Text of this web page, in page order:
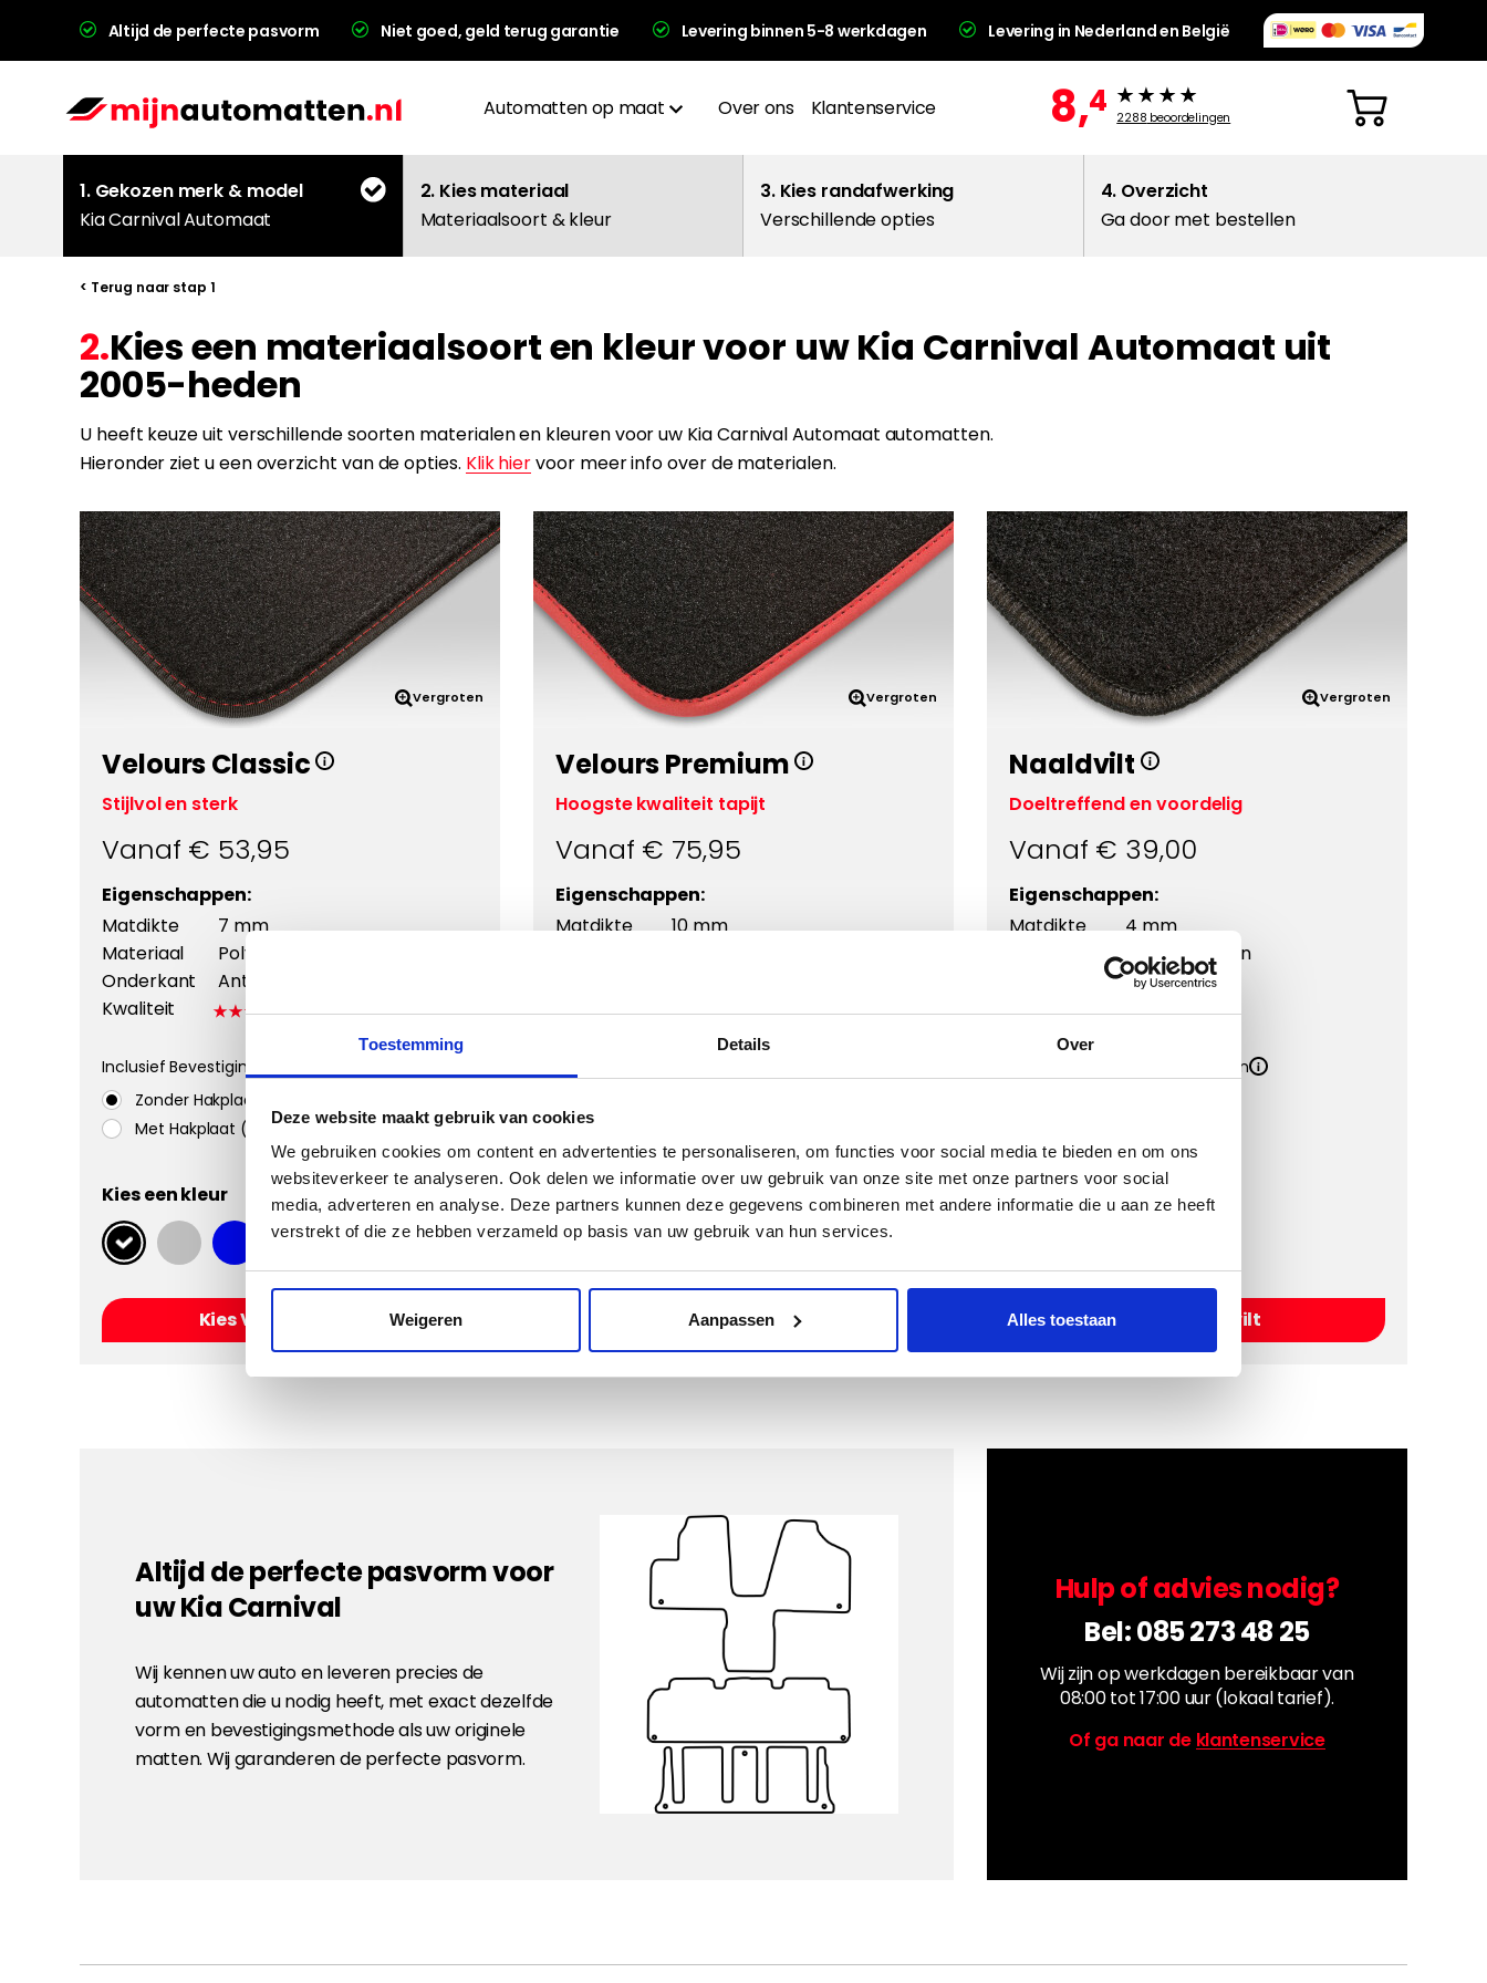
Toestemming Details Over
Deze website maakt gebruik van cookies
We gebruiken cookies om content en advertenties te personaliseren, om functies voor social media te bieden en om ons
websiteverkeer te analyseren. Ook delen we informatie over uw gebruik van onze site met onze partners voor social
media, adverteren en analyse. Deze partners kunnen deze gegevens combineren met andere informatie die u aan ze heeft
verstrekt of die ze hebben verzameld op basis van uw gebruik van hun services.
Weigeren Aanpassen Alles toestaan
Altijd de perfecte pasvorm Niet goed, geld terug garantie Levering binnen 5-8 werkdagen Levering in Nederland en België
Automatten op maat
Afwerkingen
Levering en garantie
Over ons Klantenservice 8,4 2288 beoordelingen
1. Gekozen merk & model
Kia Carnival Automaat
2. Kies materiaal
Materiaalsoort & kleur
3. Kies randafwerking
Verschillende opties
4. Overzicht
Ga door met bestellen
< Terug naar stap 1
2.Kies een materiaalsoort en kleur voor uw Kia Carnival Automaat uit
2005-heden
U heeft keuze uit verschillende soorten materialen en kleuren voor uw Kia Carnival Automaat automatten.
Hieronder ziet u een overzicht van de opties. Klik hiervoor meer info over de materialen.
Vergroten
Velours Classic
Stijlvol en sterk
Vanaf € 53,95
Eigenschappen:
Matdikte
7 mm
Materiaal
Polyamide
Onderkant
Antislip +
Kwaliteit
Inclusief Bevestigingssystemen
Zonder Hakplaat
Met Hakplaat (aanbevolen)
Kies een kleur
Kies Velours Classic
Vergroten
Velours Premium
Hoogste kwaliteit tapijt
Vanaf € 75,95
Eigenschappen:
Matdikte
10 mm
Kwaliteit
Kies Velours Premium
Vergroten
Naaldvilt
Doeltreffend en voordelig
Vanaf € 39,00
Eigenschappen:
Matdikte
4 mm
Polypropyleen
Antislip
Kwaliteit
Inclusief Bevestigingssystemen
Kies een kleur
Kies Naaldvilt
Altijd de perfecte pasvorm voor
uw Kia Carnival
Wij kennen uw auto en leveren precies de
automatten die u nodig heeft, met exact dezelfde
vorm en bevestigingsmethode als uw originele
matten. Wij garanderen de perfecte pasvorm.
Hulp of advies nodig?
Bel:085 273 48 25
Wij zijn op werkdagen bereikbaar van
08:00 tot 17:00 uur (lokaal tarief).
Of ga naar de klantenservice